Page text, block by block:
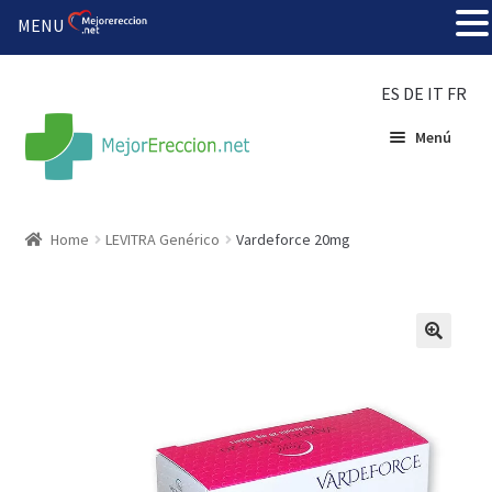
ES DE IT FR
Menú
Home LEVITRA Genérico Vardeforce 20mg
MENU